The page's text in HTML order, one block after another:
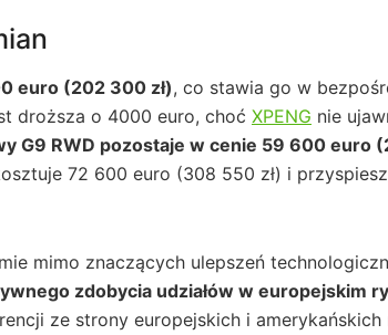
euro (202 300 zł), co stawia go w
droższa o 4000 euro, choć XPENG nie
G9 RWD pozostaje w cenie 59 600 euro
72 600 euro (308 550 zł) i
mimo znaczących ulepszeń
zdobycia udziałów w europejskim
ze strony europejskich i